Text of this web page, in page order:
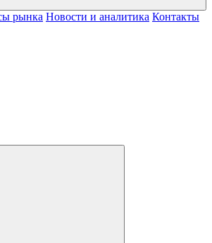
рынка Новости и аналитика Контакты